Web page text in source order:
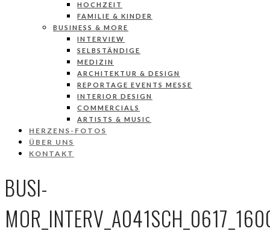
HOCHZEIT
FAMILIE & KINDER
BUSINESS & MORE
INTERVIEW
SELBSTÄNDIGE
MEDIZIN
ARCHITEKTUR & DESIGN
REPORTAGE EVENTS MESSE
INTERIOR DESIGN
COMMERCIALS
ARTISTS & MUSIC
HERZENS-FOTOS
ÜBER UNS
KONTAKT
BUSI-